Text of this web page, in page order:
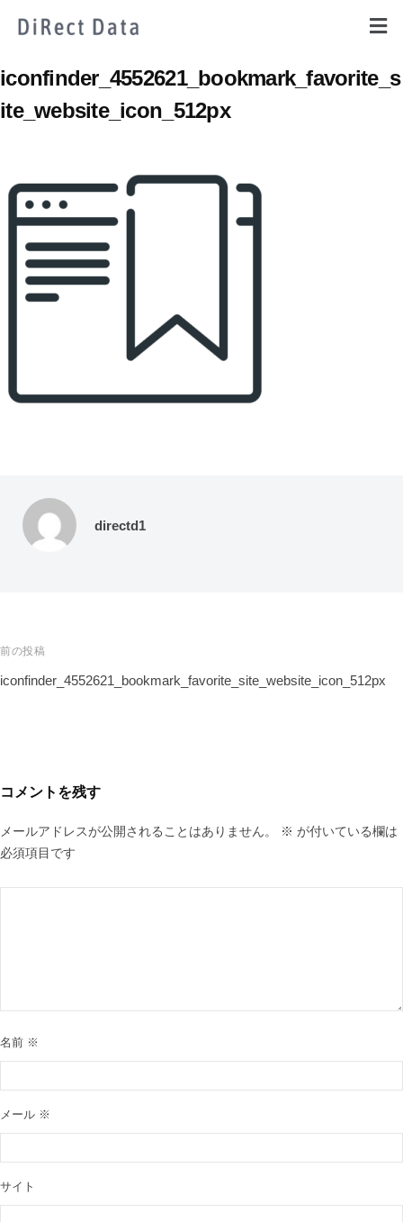
iconfinder_4552621_bookmark_favorite_s
ite_website_icon_512px
directd1
前の投稿
iconfinder_4552621_bookmark_favorite_site_website_icon_512px
コメントを残す
メールアドレスが公開されることはありません。 ※ が付いている欄は
必須項目です
名前 ※
メール ※
サイト